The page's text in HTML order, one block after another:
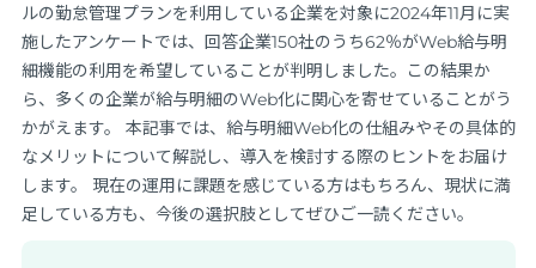
ルの勤怠管理プランを利用している企業を対象に2024年11月に実
施したアンケートでは、回答企業150社のうち62％がWeb給与明
細機能の利用を希望していることが判明しました。この結果か
ら、多くの企業が給与明細のWeb化に関心を寄せていることがう
かがえます。 本記事では、給与明細Web化の仕組みやその具体的
なメリットについて解説し、導入を検討する際のヒントをお届け
します。 現在の運用に課題を感じている方はもちろん、現状に満
足している方も、今後の選択肢としてぜひご一読ください。